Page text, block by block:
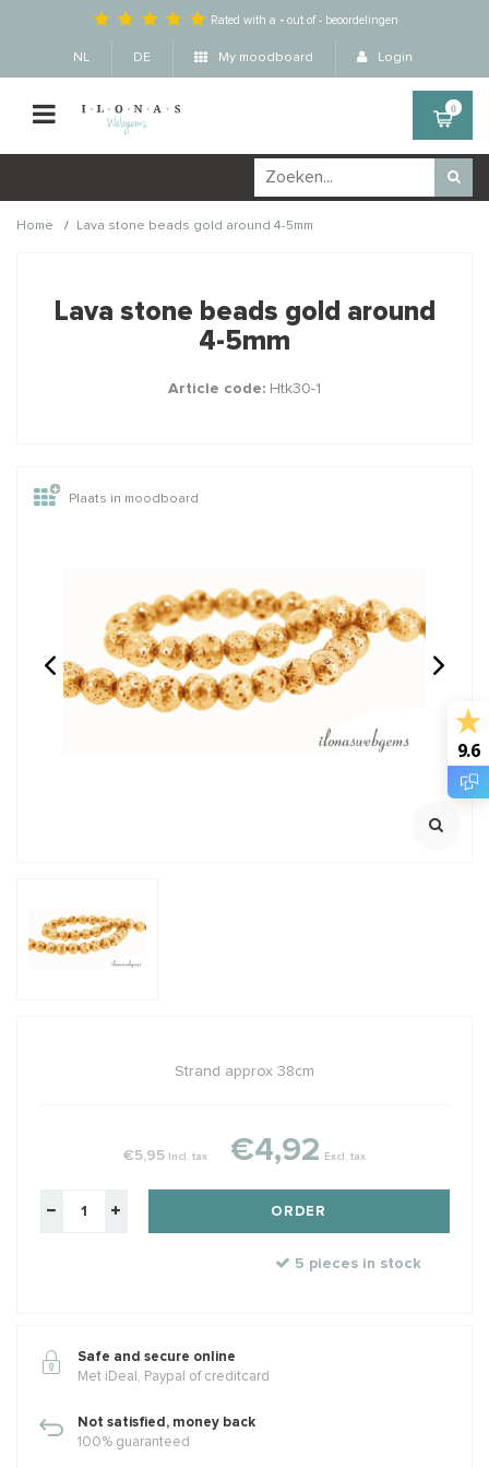
Rated with a - out of-beoordelingen
NL DE My moodboard Login
0
Home / Lava stone beads gold around 4-5mm
producten ook interessant
GARNET: Griffin zijde
2 meter met naald
1 stuk Sterling zilveren
draadbeschermer /
draadgeleider ca.
4.7mm
925/ 1e gehalte zilver
Maximale dikte rijgdraad ca.
0.80mm
Incl. btw
Lava stone beads gold around
4-5mm
Article code: Htk30-1
Plaats in moodboard
Strand approx 38cm
€5,95 Incl. tax €4,92 Excl. tax
ORDER
5 pieces in stock
Safe and secure online
Met iDeal, Paypal of creditcard
Not satisfied, money back
100% guaranteed
9.6